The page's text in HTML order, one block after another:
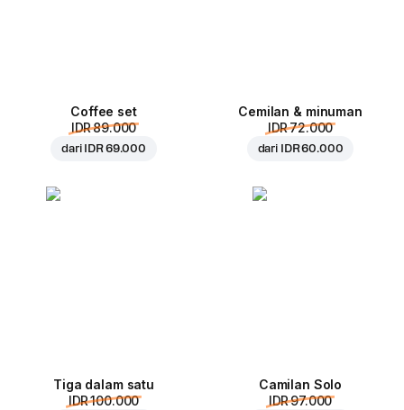
Coffee set
IDR 89.000
dari IDR 69.000
Cemilan & minuman
IDR 72.000
dari IDR 60.000
Tiga dalam satu
IDR 100.000
Camilan Solo
IDR 97.000